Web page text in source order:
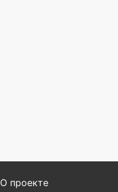
О проекте